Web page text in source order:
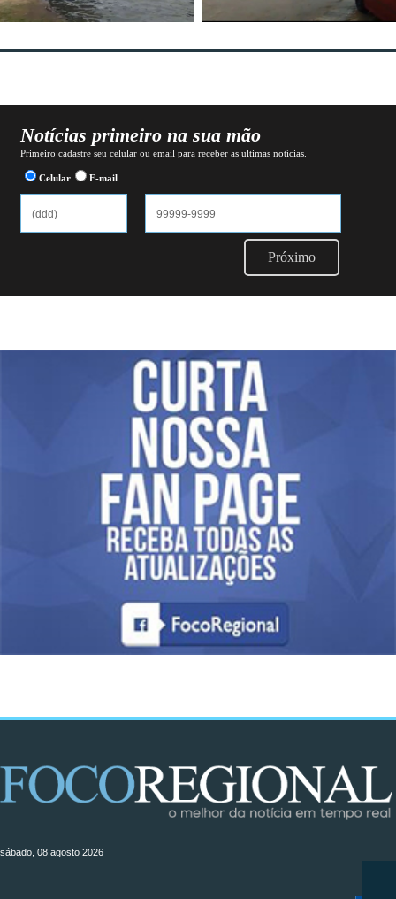
Notícias primeiro na sua mão
Primeiro cadastre seu celular ou email para receber as ultimas notícias.
Celular E-mail
Próximo
sábado, 08 agosto 2026